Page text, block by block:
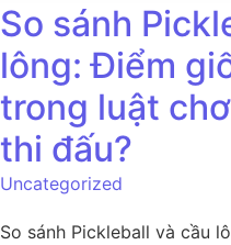
So sánh
lông: Điểm
trong luật
thi đấu?
Uncategorized
So sánh Pickleball và cầu